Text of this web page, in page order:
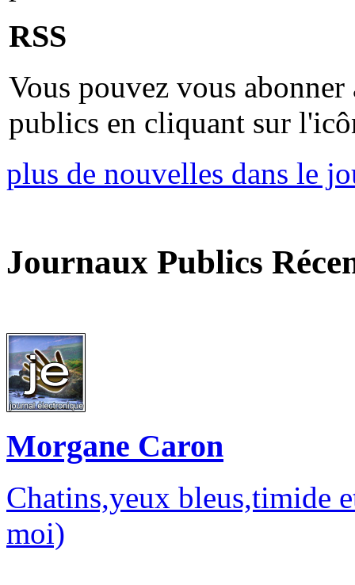
RSS
Vous pouvez vous
publics en cliquant sur
plus de nouvelles dans le
Journaux Publics
Morgane Caron
Chatins,yeux bleus,timide
moi)